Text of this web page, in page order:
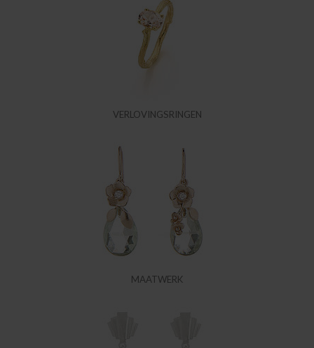
VERLOVINGSRINGEN
MAATWERK